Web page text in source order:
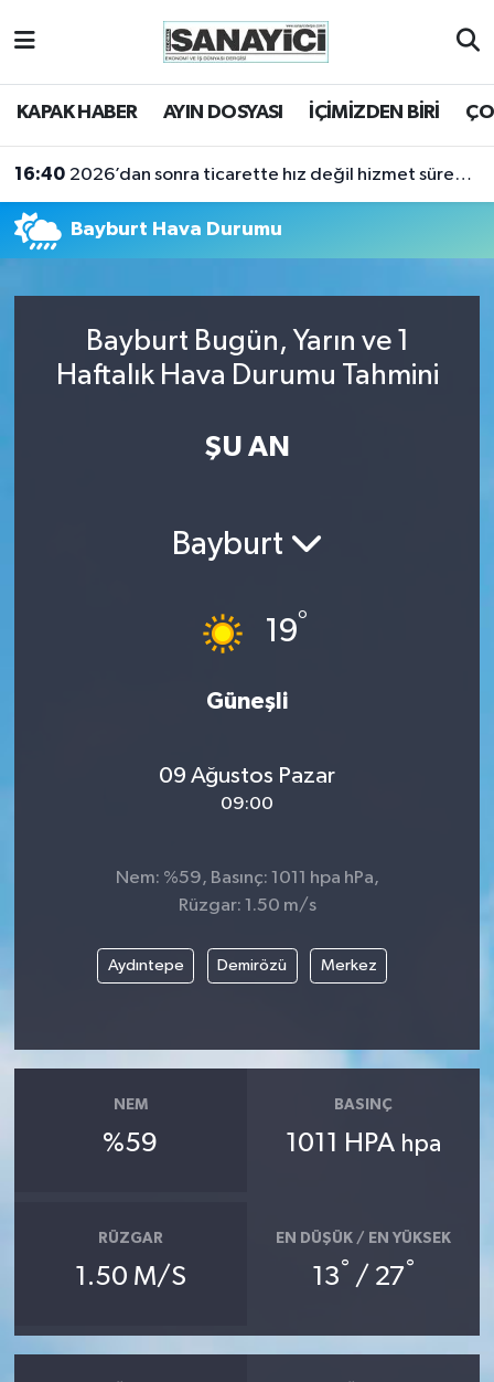
KAPAK HABER AYIN DOSYASI İÇİMİZDEN BİRİ
16:40 2026’dan sonra ticarette hız değil hizmet sürekliliği öne çıkacak
Bayburt Hava Durumu
Bayburt Bugün, Yarın ve 1
Haftalık Hava Durumu Tahmini
ŞU AN
Bayburt
19°
Güneşli
09 Ağustos Pazar
09:00
Nem: %59, Basınç: 1011 hpa hPa,
Rüzgar: 1.50 m/s
Aydıntepe Demirözü Merkez
NEM
%59
BASINÇ
1011 HPA hpa
RÜZGAR
1.50 M/S
EN DÜŞÜK / EN YÜKSEK
13° / 27°
Tekirdağ Nöbetçi Eczaneler
Tüm Manşetler